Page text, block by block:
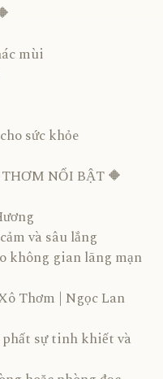
mùi
sức khỏe
NỔI BẬT 🔶
và sâu lắng
không gian lãng mạn
Thơm | Ngọc Lan
sự tinh khiết và